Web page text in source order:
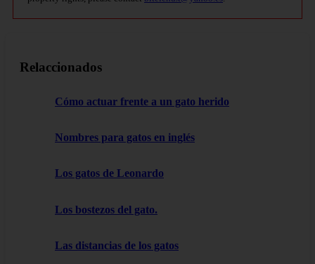
Relaccionados
Cómo actuar frente a un gato herido
Nombres para gatos en inglés
Los gatos de Leonardo
Los bostezos del gato.
Las distancias de los gatos